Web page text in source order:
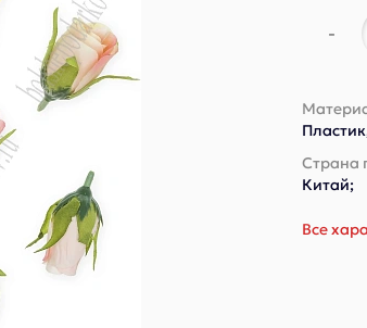
-
Страна
Китай;
Все